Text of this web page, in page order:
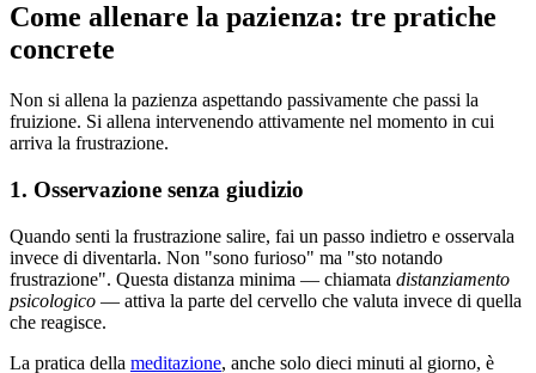
Come allenare la pazienza: tre pratiche
concrete
Non si allena la pazienza aspettando passivamente che passi la
fruizione. Si allena intervenendo attivamente nel momento in cui
arriva la frustrazione.
1. Osservazione senza giudizio
Quando senti la frustrazione salire, fai un passo indietro e osservala
invece di diventarla. Non "sono furioso" ma "sto notando
frustrazione". Questa distanza minima — chiamata distanziamento
psicologico — attiva la parte del cervello che valuta invece di quella
che reagisce.
La pratica della meditazione, anche solo dieci minuti al giorno, è